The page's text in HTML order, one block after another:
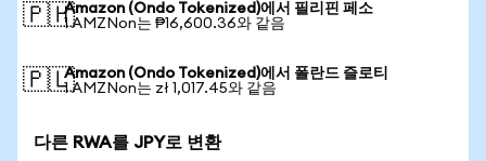
🇵🇭Amazon (Ondo Tokenized)에서 필리핀 페소
1 AMZNon는 ₱16,600.36와 같음
🇵🇱Amazon (Ondo Tokenized)에서 폴란드 즐로티
1 AMZNon는 zł 1,017.45와 같음
다른 RWA를 JPY로 변환